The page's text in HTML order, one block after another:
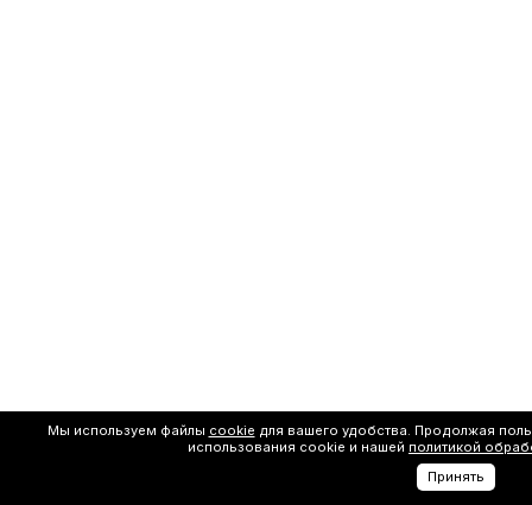
Мы используем файлы cookie для вашего удобства. Продолжая
использования cookie и нашей политикой
Принять